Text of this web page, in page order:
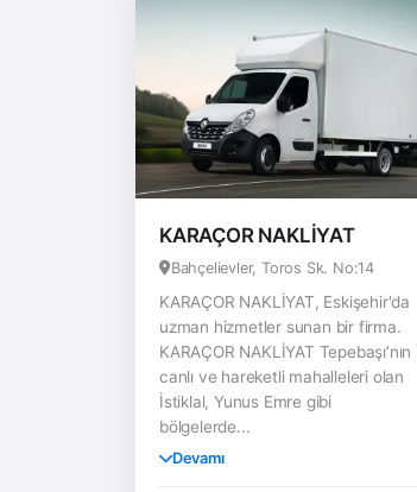
KARAÇOR NAKLİYAT
Bahçelievler, Toros Sk. No:14
KARAÇOR NAKLİYAT, Eskişehir'da
uzman hizmetler sunan bir firma.
KARAÇOR NAKLİYAT Tepebaşı’nın
canlı ve hareketli mahalleleri olan
İstiklal, Yunus Emre gibi
bölgelerde...
Devamı